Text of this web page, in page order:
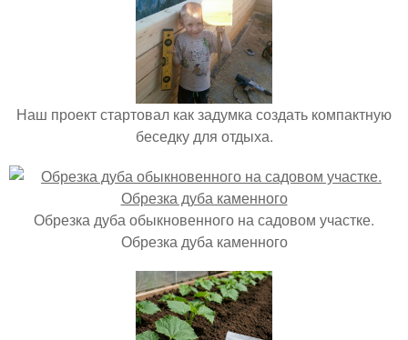
Наш проект стартовал как задумка создать компактную
беседку для отдыха.
Обрезка дуба обыкновенного на садовом участке.
Обрезка дуба каменного